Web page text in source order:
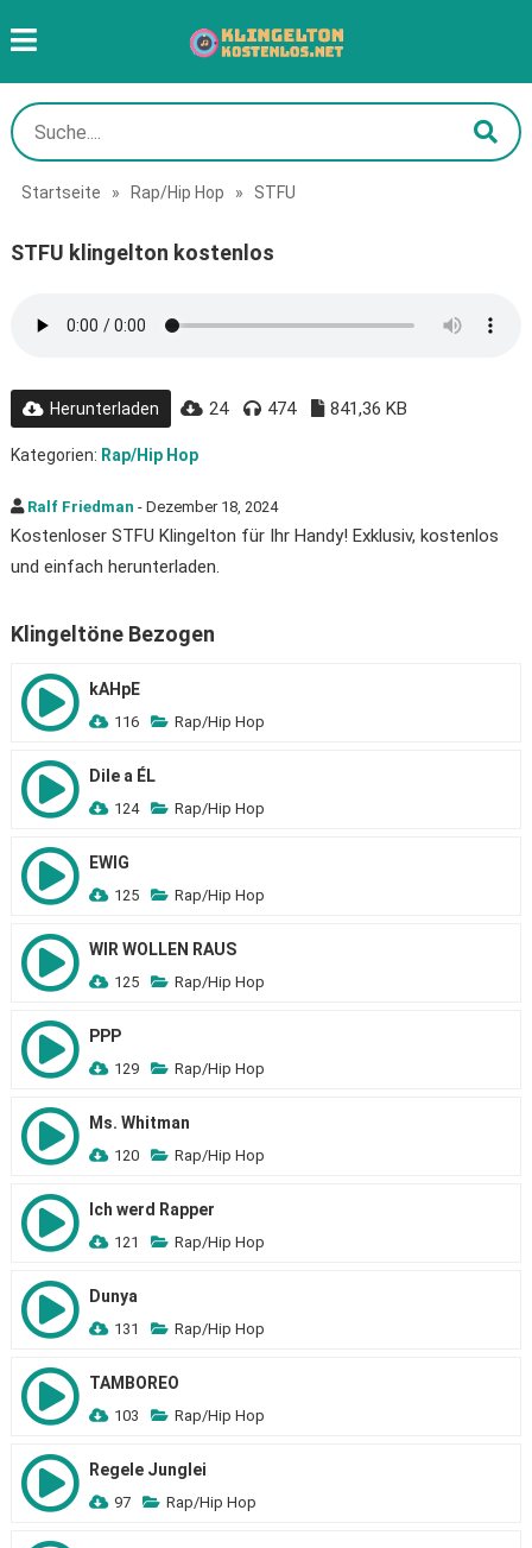
Startseite » Rap/Hip Hop » STFU
STFU klingelton kostenlos
Herunterladen 24 474 841,36 KB
Kategorien: Rap/Hip Hop
Ralf Friedman - Dezember 18, 2024
Kostenloser STFU Klingelton für Ihr Handy! Exklusiv, kostenlos
und einfach herunterladen.
Klingeltöne Bezogen
kAHpE
116 Rap/Hip Hop
Dile a ÉL
124 Rap/Hip Hop
EWIG
125 Rap/Hip Hop
WIR WOLLEN RAUS
125 Rap/Hip Hop
PPP
129 Rap/Hip Hop
Ms. Whitman
120 Rap/Hip Hop
Ich werd Rapper
121 Rap/Hip Hop
Dunya
131 Rap/Hip Hop
TAMBOREO
103 Rap/Hip Hop
Regele Junglei
97 Rap/Hip Hop